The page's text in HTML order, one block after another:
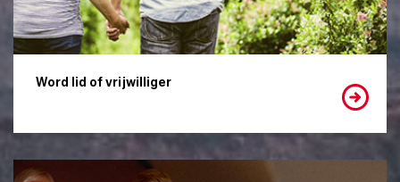
Word lid of vrijwilliger